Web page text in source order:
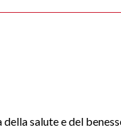
salute e del